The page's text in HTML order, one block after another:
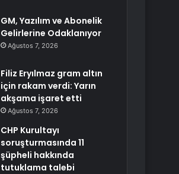
GM, Yazılım ve Abonelik
Gelirlerine Odaklanıyor
Ağustos 7, 2026
Filiz Eryılmaz gram altın
için rakam verdi: Yarın
akşama işaret etti
Ağustos 7, 2026
CHP Kurultayı
soruşturmasında 11
şüpheli hakkında
tutuklama talebi